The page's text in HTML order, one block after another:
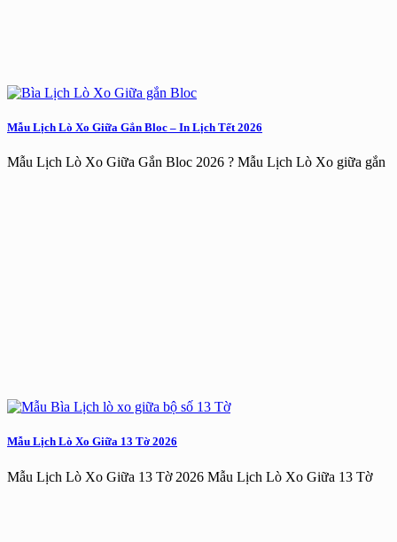
Mẫu Lịch Lò Xo Giữa Gắn Bloc – In Lịch Tết 2026
Mẫu Lịch Lò Xo Giữa Gắn Bloc 2026 ? Mẫu Lịch Lò Xo giữa gắn
Mẫu Lịch Lò Xo Giữa 13 Tờ 2026
Mẫu Lịch Lò Xo Giữa 13 Tờ 2026 Mẫu Lịch Lò Xo Giữa 13 Tờ